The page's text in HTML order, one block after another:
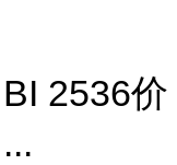
2536价